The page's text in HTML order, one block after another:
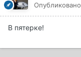
Опубликовано
В пятерке!